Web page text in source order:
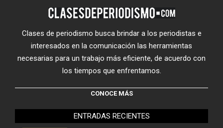
Clases de periodismo busca brindar a los periodistas e
interesados en la comunicación las herramientas
necesarias para un trabajo más eficiente, de acuerdo con
los tiempos que enfrentamos.
CONOCE MÁS
ENTRADAS RECIENTES